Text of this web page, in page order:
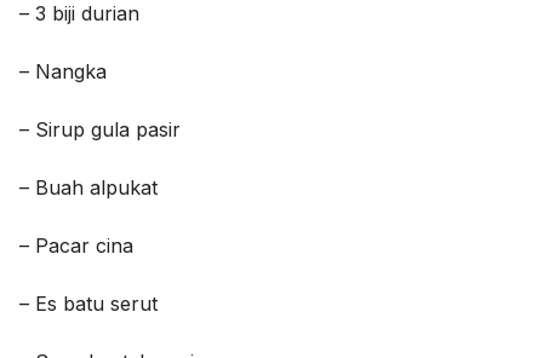
– 3 biji durian
– Nangka
– Sirup gula pasir
– Buah alpukat
– Pacar cina
– Es batu serut